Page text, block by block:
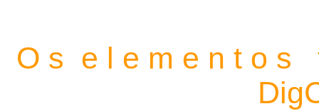
O s e l e m e n t o s